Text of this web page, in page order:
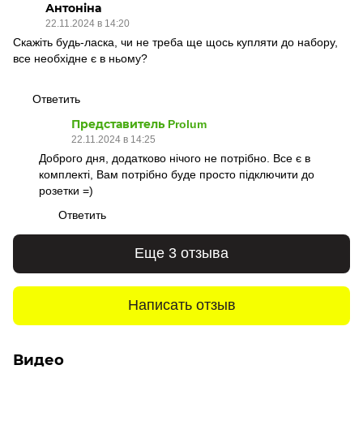
Антоніна
22.11.2024 в 14:20
Скажіть будь-ласка, чи не треба ще щось купляти до набору,
все необхідне є в ньому?
Ответить
Представитель Prolum
22.11.2024 в 14:25
Доброго дня, додатково нічого не потрібно. Все є в
комплекті, Вам потрібно буде просто підключити до
розетки =)
Ответить
Еще 3 отзыва
Написать отзыв
Видео